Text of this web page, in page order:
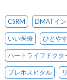
CSRM DMATイ
いい医療 ひとや
ハートライフドクタ
プレホスピタル